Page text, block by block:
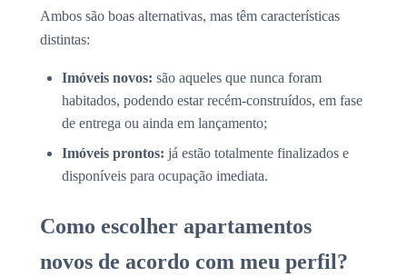
Ambos são boas alternativas, mas têm características
distintas:
Imóveis novos: são aqueles que nunca foram
habitados, podendo estar recém-construídos, em fase
de entrega ou ainda em lançamento;
Imóveis prontos: já estão totalmente finalizados e
disponíveis para ocupação imediata.
Como escolher apartamentos
novos de acordo com meu perfil?